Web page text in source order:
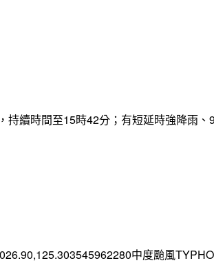
續時間至15時42分；有短延時強降雨
中度颱風